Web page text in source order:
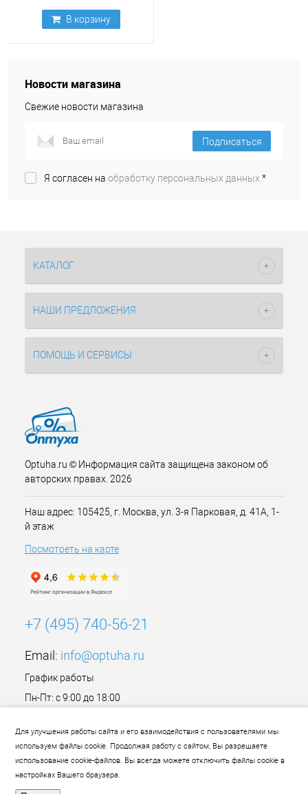
В корзину
Новости магазина
Свежие новости магазина
Подписаться
Я согласен на обработку персональных данных.*
Для улучшения работы сайта и его взаимодействия с пользователями мы
используем файлы cookie. Продолжая работу с сайтом, Вы разрешаете
использование cookie-файлов. Вы всегда можете отключить файлы cookie в
настройках Вашего браузера.
КАТАЛОГ
НАШИ ПРЕДЛОЖЕНИЯ
ПОМОЩЬ И СЕРВИСЫ
Optuha.ru © Информация сайта защищена законом об
авторских правах. 2026
Наш адрес: 105425, г. Москва, ул. 3-я Парковая, д. 41А, 1-
й этаж
Посмотреть на карте
+7 (495) 740-56-21
Email: info@optuha.ru
График работы
Пн-Пт: с 9:00 до 18:00